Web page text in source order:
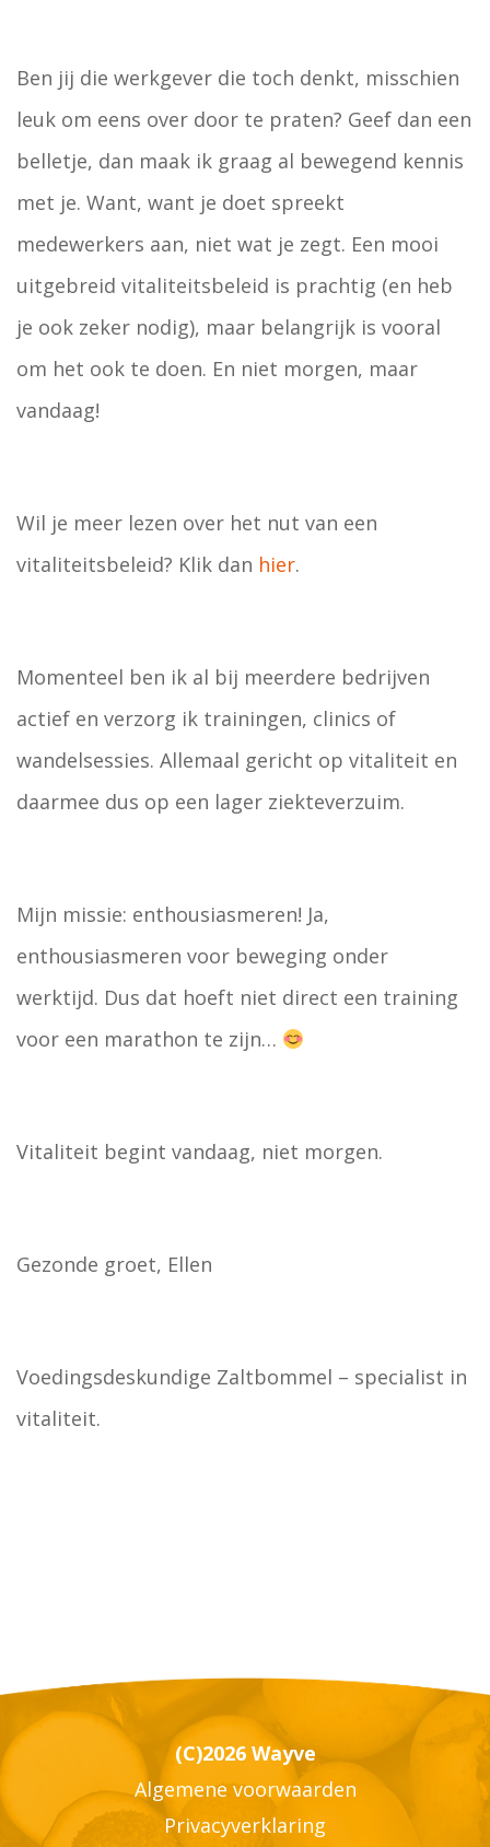
Ben jij die werkgever die toch denkt, misschien
leuk om eens over door te praten? Geef dan een
belletje, dan maak ik graag al bewegend kennis
met je. Want, want je doet spreekt
medewerkers aan, niet wat je zegt. Een mooi
uitgebreid vitaliteitsbeleid is prachtig (en heb
je ook zeker nodig), maar belangrijk is vooral
om het ook te doen. En niet morgen, maar
vandaag!
Wil je meer lezen over het nut van een
vitaliteitsbeleid? Klik dan hier.
Momenteel ben ik al bij meerdere bedrijven
actief en verzorg ik trainingen, clinics of
wandelsessies. Allemaal gericht op vitaliteit en
daarmee dus op een lager ziekteverzuim.
Mijn missie: enthousiasmeren! Ja,
enthousiasmeren voor beweging onder
werktijd. Dus dat hoeft niet direct een training
voor een marathon te zijn…
Vitaliteit begint vandaag, niet morgen.
Gezonde groet, Ellen
Voedingsdeskundige Zaltbommel – specialist in
vitaliteit.
(C)2026 Wayve
Algemene voorwaarden
Privacyverklaring